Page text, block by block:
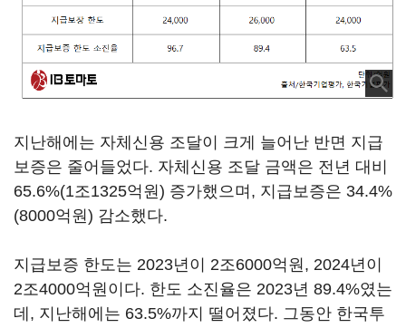
지난해에는 자체신용 조달이 크게 늘어난 반면 지급
보증은 줄어들었다. 자체신용 조달 금액은 전년 대비
65.6%(1조1325억원) 증가했으며, 지급보증은 34.4%
(8000억원) 감소했다.
지급보증 한도는 2023년이 2조6000억원, 2024년이
2조4000억원이다. 한도 소진율은 2023년 89.4%였는
데, 지난해에는 63.5%까지 떨어졌다. 그동안 한국투